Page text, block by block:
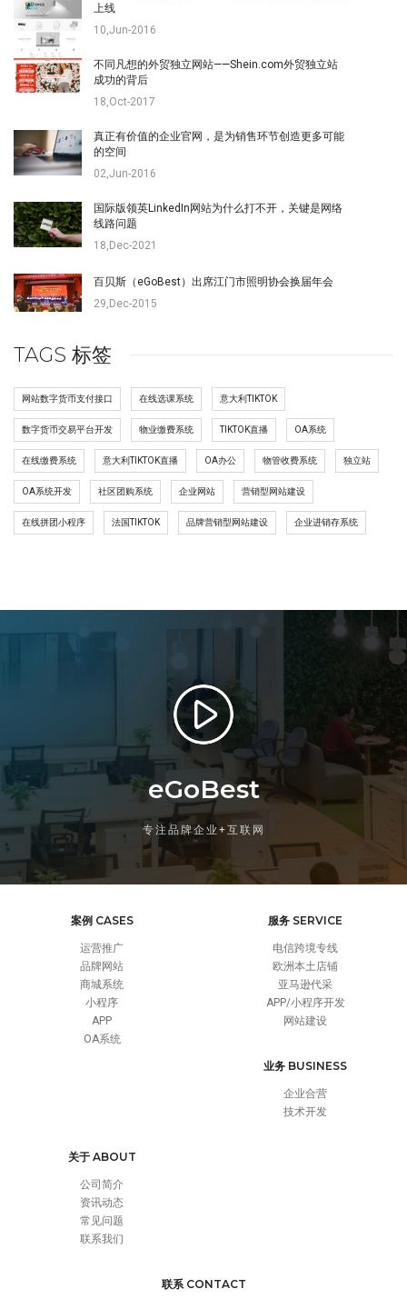
上线
10,Jun-2016
不同凡想的外贸独立网站——Shein.com外贸独立站
成功的背后
18,Oct-2017
真正有价值的企业官网，是为销售环节创造更多可能
的空间
02,Jun-2016
国际版领英LinkedIn网站为什么打不开，关键是网络
线路问题
18,Dec-2021
百贝斯（eGoBest）出席江门市照明协会换届年会
29,Dec-2015
TAGS 标签
网站数字货币支付接口 在线选课系统 意大利TIKTOK
数字货币交易平台开发 物业缴费系统 TIKTOK直播 OA系统
在线缴费系统 意大利TIKTOK直播 OA办公 物管收费系统 独立站
OA系统开发 社区团购系统 企业网站 营销型网站建设
在线拼团小程序 法国TIKTOK 品牌营销型网站建设 企业进销存系统
eGoBest
专注品牌企业+互联网
案例 CASES
运营推广
品牌网站
商城系统
小程序
APP
OA系统
服务 SERVICE
电信跨境专线
欧洲本土店铺
亚马逊代采
APP/小程序开发
网站建设
业务 BUSINESS
企业合营
技术开发
关于 ABOUT
公司简介
资讯动态
常见问题
联系我们
联系 CONTACT